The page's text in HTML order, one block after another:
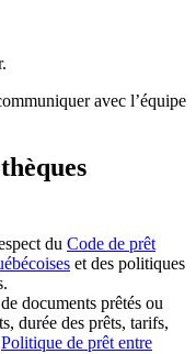
avec l’équipe
du Code de prêt
et des politiques
documents prêtés ou
durée des prêts, tarifs,
Politique de prêt entre